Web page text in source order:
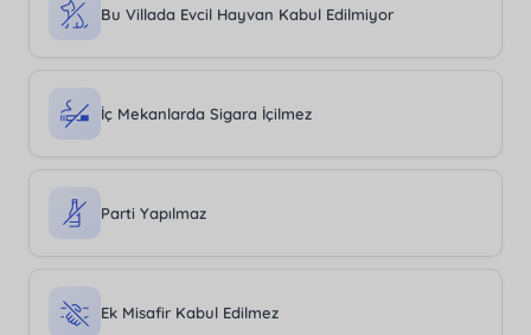
Bu Villada Evcil Hayvan Kabul Edilmiyor
İç Mekanlarda Sigara İçilmez
Parti Yapılmaz
Ek Misafir Kabul Edilmez